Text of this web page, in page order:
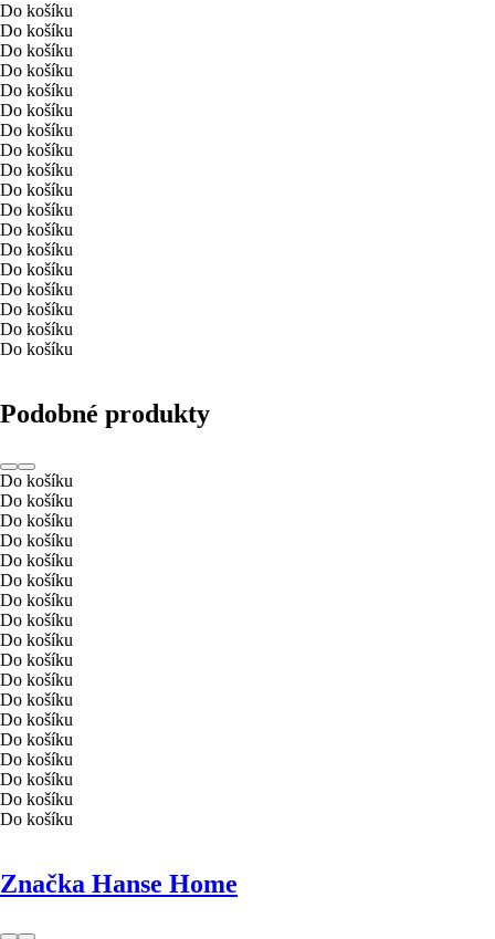
Do košíku
Do košíku
Do košíku
Do košíku
Do košíku
Do košíku
Do košíku
Do košíku
Do košíku
Do košíku
Do košíku
Do košíku
Do košíku
Do košíku
Do košíku
Do košíku
Do košíku
Do košíku
Podobné produkty
Do košíku
Do košíku
Do košíku
Do košíku
Do košíku
Do košíku
Do košíku
Do košíku
Do košíku
Do košíku
Do košíku
Do košíku
Do košíku
Do košíku
Do košíku
Do košíku
Do košíku
Do košíku
Značka Hanse Home